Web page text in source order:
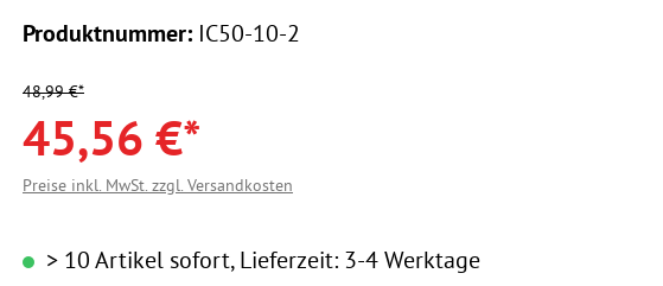
Produktnummer: IC50-10-2
48,99 €*
45,56 €*
Preise inkl. MwSt. zzgl. Versandkosten
> 10 Artikel sofort, Lieferzeit: 3-4 Werktage